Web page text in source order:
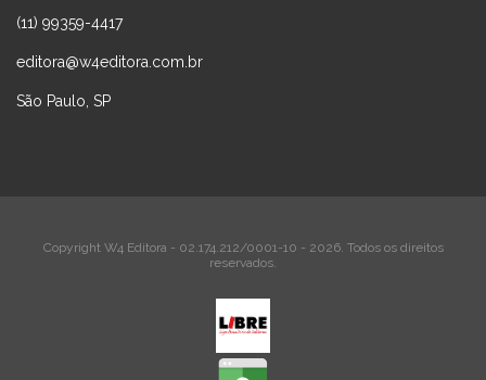
(11) 99359-4417
editora@w4editora.com.br
São Paulo, SP
Copyright W4 Editora - 02.174.212/0001-10 - 2026. Todos os direitos
reservados.